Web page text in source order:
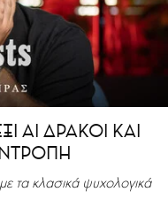
AI ΔΡΑΚΟΙ ΚΑΙ
τα κλασικά ψυχολογικά